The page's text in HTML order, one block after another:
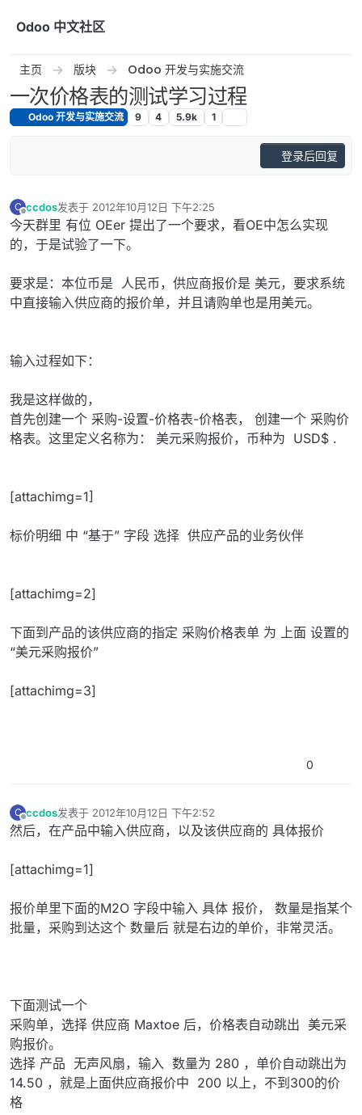
Odoo 中文社区
主页 版块 Odoo 开发与实施交流
一次价格表的测试学习过程
Odoo 开发与实施交流 9 4 5.9k 1
登录后回复
C
离线
ccdos发表于 2012年10月12日 下午2:25
最后由 编辑
今天群里 有位 OEer 提出了一个要求，看OE中怎么实现
的，于是试验了一下。
要求是：本位币是 人民币，供应商报价是 美元，要求系统
中直接输入供应商的报价单，并且请购单也是用美元。
输入过程如下：
我是这样做的，
首先创建一个 采购-设置-价格表-价格表， 创建一个 采购价
格表。这里定义名称为： 美元采购报价，币种为 USD$ .
[attachimg=1]
标价明细 中 “基于” 字段 选择 供应产品的业务伙伴
[attachimg=2]
下面到产品的该供应商的指定 采购价格表单 为 上面 设置的
“美元采购报价”
[attachimg=3]
0
C
离线
ccdos发表于 2012年10月12日 下午2:52
最后由 编辑
然后，在产品中输入供应商，以及该供应商的 具体报价
[attachimg=1]
报价单里下面的M2O 字段中输入 具体 报价， 数量是指某个
批量，采购到达这个 数量后 就是右边的单价，非常灵活。
下面测试一个
采购单，选择 供应商 Maxtoe 后，价格表自动跳出 美元采
购报价。
选择 产品 无声风扇，输入 数量为 280 ，单价自动跳出为
14.50 ，就是上面供应商报价中 200 以上，不到300的价
格